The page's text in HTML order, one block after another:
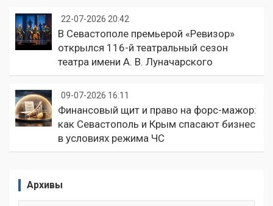
22-07-2026 20:42
В Севастополе премьерой «Ревизор»
открылся 116-й театральный сезон
театра имени А. В. Луначарского
09-07-2026 16:11
Финансовый щит и право на форс-мажор:
как Севастополь и Крым спасают бизнес
в условиях режима ЧС
Архивы